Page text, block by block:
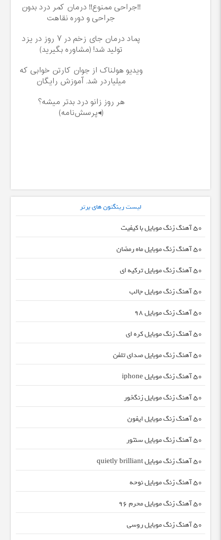
‼️جراحی ممنوع‼️ درمان کمر درد بدون
جراحی و دوره نقاهت
پماد درمان جای زخم در ۷ روز در یزد
تولید شد! (مشاوره بگیرید)
ویدیو هولناک از جوان کارتن خوابی که
میلیاردر شد. آموزش رایگان
هر روز زانو درد بدتر میشه؟
(◂پرسش‌نامه)
لیست رینگتون های برتر
50 آهنگ زنگ موبایل با کیفیت
50 آهنگ زنگ موبایل ماه رمضان
50 آهنگ زنگ موبایل ترکیه ای
50 آهنگ زنگ موبایل جالب
50 آهنگ زنگ موبایل 98
50 آهنگ زنگ موبایل کره ای
50 آهنگ زنگ موبایل صدای تلفن
50 آهنگ زنگ موبایل iphone
50 آهنگ زنگ موبایل زنگخور
50 آهنگ زنگ موبایل ایفون
50 آهنگ زنگ موبایل سنتور
50 آهنگ زنگ موبایل quietly brilliant
50 آهنگ زنگ موبایل نوحه
50 آهنگ زنگ موبایل محرم ۹۶
50 آهنگ زنگ موبایل روسی